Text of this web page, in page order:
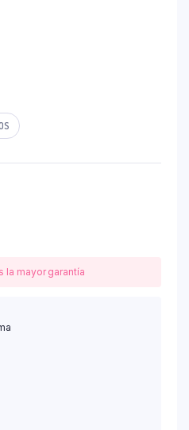
la mayor garantía